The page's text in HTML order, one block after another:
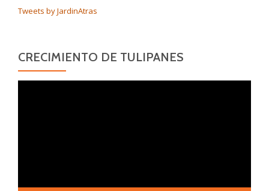
Tweets by JardinAtras
CRECIMIENTO DE TULIPANES